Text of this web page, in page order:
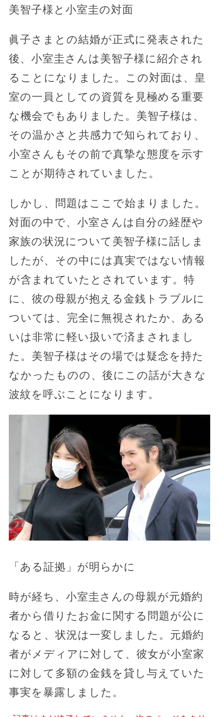
美智子様と小室圭の対面
眞子さまとの結婚が正式に発表された
後、小室圭さんは美智子様に紹介され
ることになりました。この対面は、皇
室の一員としての資質を見極める重要
な機会でもありました。美智子様は、
その温かさと共感力で知られており、
小室さんもその前で真摯な態度を示す
ことが期待されていました。
しかし、問題はここで始まりました。
対面の中で、小室さんは自分の経歴や
家族の状況について美智子様に話しま
したが、その中には真実ではない情報
が含まれていたとされています。特
に、彼の母親が抱える金銭トラブルに
ついては、完全に無視されたか、ある
いは非常に軽い扱いで済まされまし
た。美智子様はその場では疑念を持た
なかったものの、後にこの話が大きな
波紋を呼ぶことになります。
「ある証拠」が明らかに
時が経ち、小室圭さんの母親が元婚約
者から借りたお金に関する問題が公に
なると、状況は一変しました。元婚約
者がメディアに対して、彼女が小室家
に対して多額の金銭を貸し与えていた
事実を暴露しました。